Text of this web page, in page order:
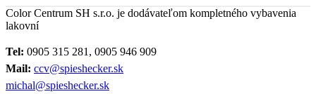
Color Centrum SH s.r.o. je dodávateľom kompletného vybavenia
lakovní
Tel: 0905 315 281, 0905 946 909
Mail: ccv@spieshecker.sk
michal@spieshecker.sk